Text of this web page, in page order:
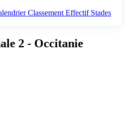
Classement Effectif Stades
2 - Occitanie